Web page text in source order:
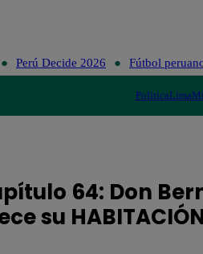
Perú Decide 2026 Fútbol
PolíticaLima
64: Don
su